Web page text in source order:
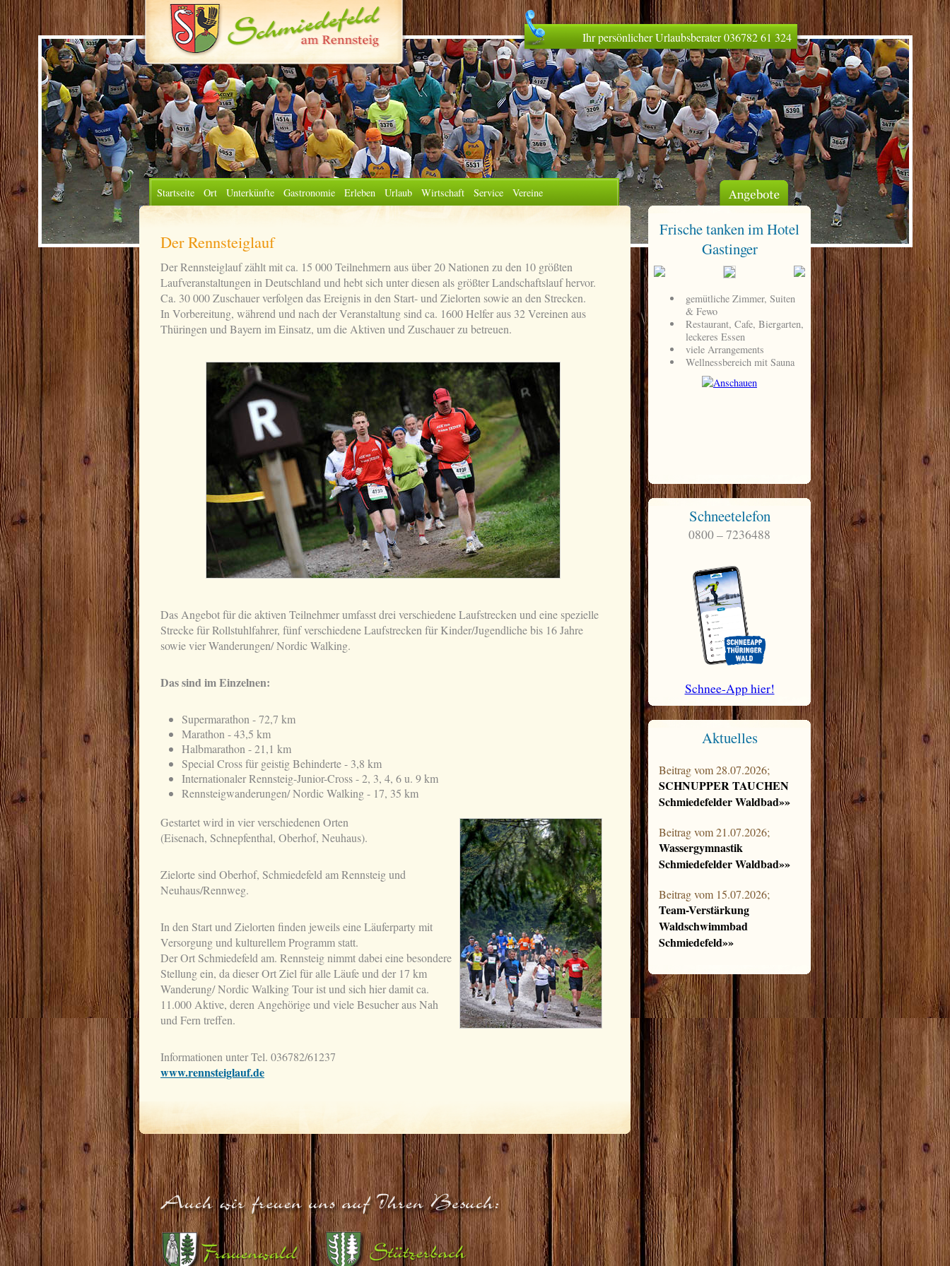
Ihr persönlicher Urlaubsberater 036782 61 324
Startseite Ort Unterkünfte Gastronomie Erleben Urlaub Wirtschaft Service Vereine
Der Rennsteiglauf
Der Rennsteiglauf zählt mit ca. 15 000 Teilnehmern aus über 20 Nationen zu den 10 größten
Laufveranstaltungen in Deutschland und hebt sich unter diesen als größter Landschaftslauf hervor.
Ca. 30 000 Zuschauer verfolgen das Ereignis in den Start- und Zielorten sowie an den Strecken.
In Vorbereitung, während und nach der Veranstaltung sind ca. 1600 Helfer aus 32 Vereinen aus
Thüringen und Bayern im Einsatz, um die Aktiven und Zuschauer zu betreuen.
Das Angebot für die aktiven Teilnehmer umfasst drei verschiedene Laufstrecken und eine spezielle
Strecke für Rollstuhlfahrer, fünf verschiedene Laufstrecken für Kinder/Jugendliche bis 16 Jahre
sowie vier Wanderungen/ Nordic Walking.
Das sind im Einzelnen:
Supermarathon - 72,7 km
Marathon - 43,5 km
Halbmarathon - 21,1 km
Special Cross für geistig Behinderte - 3,8 km
Internationaler Rennsteig-Junior-Cross - 2, 3, 4, 6 u. 9 km
Rennsteigwanderungen/ Nordic Walking - 17, 35 km
Gestartet wird in vier verschiedenen Orten
(Eisenach, Schnepfenthal, Oberhof, Neuhaus).
Zielorte sind Oberhof, Schmiedefeld am Rennsteig und
Neuhaus/Rennweg.
In den Start und Zielorten finden jeweils eine Läuferparty mit
Versorgung und kulturellem Programm statt.
Der Ort Schmiedefeld am. Rennsteig nimmt dabei eine besondere
Stellung ein, da dieser Ort Ziel für alle Läufe und der 17 km
Wanderung/ Nordic Walking Tour ist und sich hier damit ca.
11.000 Aktive, deren Angehörige und viele Besucher aus Nah
und Fern treffen.
Informationen unter Tel. 036782/61237
www.rennsteiglauf.de
Schneetelefon
0800 – 7236488
Schnee-App hier!
Aktuelles
Beitrag vom 28.07.2026;
SCHNUPPER TAUCHEN
Schmiedefelder Waldbad»»
Beitrag vom 21.07.2026;
Wassergymnastik
Schmiedefelder Waldbad»»
Beitrag vom 15.07.2026;
Team-Verstärkung
Waldschwimmbad
Schmiedefeld»»